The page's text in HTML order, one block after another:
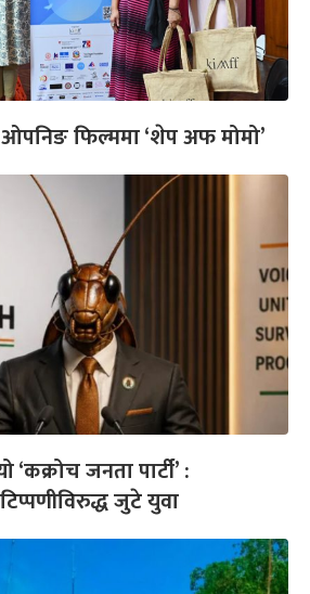
फिल्ममा ‘शेप अफ मोमो’
जनता पार्टी’ :
जुटे युवा